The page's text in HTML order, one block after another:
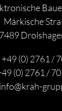
Märkische
+49 (0) 2761 /
(0) 2761 /
info@krah-